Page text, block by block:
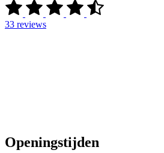
33 reviews
Openingstijden